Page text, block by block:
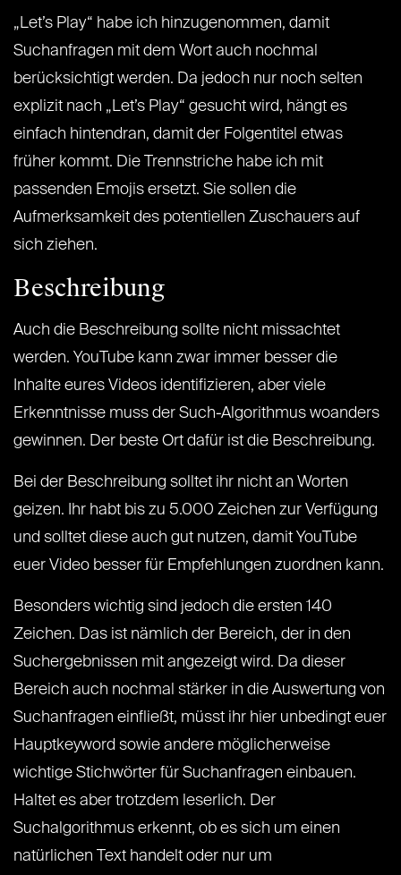
„Let’s Play“ habe ich hinzugenommen, damit
Suchanfragen mit dem Wort auch nochmal
berücksichtigt werden. Da jedoch nur noch selten
explizit nach „Let’s Play“ gesucht wird, hängt es
einfach hintendran, damit der Folgentitel etwas
früher kommt. Die Trennstriche habe ich mit
passenden Emojis ersetzt. Sie sollen die
Aufmerksamkeit des potentiellen Zuschauers auf
sich ziehen.
Beschreibung
Auch die Beschreibung sollte nicht missachtet
werden. YouTube kann zwar immer besser die
Inhalte eures Videos identifizieren, aber viele
Erkenntnisse muss der Such-Algorithmus woanders
gewinnen. Der beste Ort dafür ist die Beschreibung.
Bei der Beschreibung solltet ihr nicht an Worten
geizen. Ihr habt bis zu 5.000 Zeichen zur Verfügung
und solltet diese auch gut nutzen, damit YouTube
euer Video besser für Empfehlungen zuordnen kann.
Besonders wichtig sind jedoch die ersten 140
Zeichen. Das ist nämlich der Bereich, der in den
Suchergebnissen mit angezeigt wird. Da dieser
Bereich auch nochmal stärker in die Auswertung von
Suchanfragen einfließt, müsst ihr hier unbedingt euer
Hauptkeyword sowie andere möglicherweise
wichtige Stichwörter für Suchanfragen einbauen.
Haltet es aber trotzdem leserlich. Der
Suchalgorithmus erkennt, ob es sich um einen
natürlichen Text handelt oder nur um